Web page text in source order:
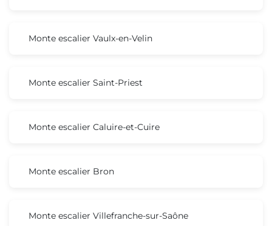
Monte escalier Vaulx-en-Velin
Monte escalier Saint-Priest
Monte escalier Caluire-et-Cuire
Monte escalier Bron
Monte escalier Villefranche-sur-Saône